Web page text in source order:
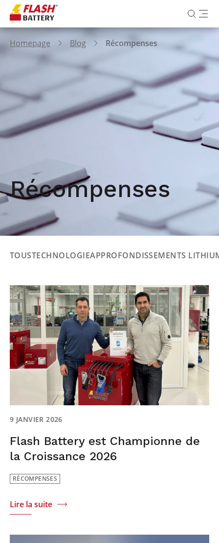
Homepage Blog Récompenses
Récompenses
TOUSTECHNOLOGIEAPPROFONDISSEMENTS
9 JANVIER 2026
Flash Battery est Championne de
la Croissance 2026
RÉCOMPENSES
Lire la suite